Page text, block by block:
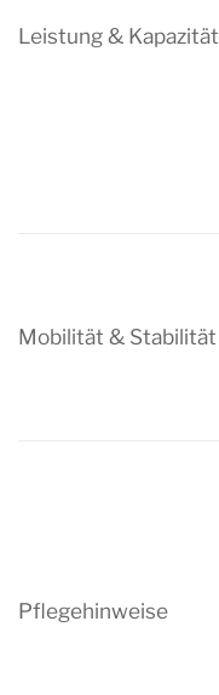
Leistung & Kapazität
Mobilität & Stabilität
Pflegehinweise